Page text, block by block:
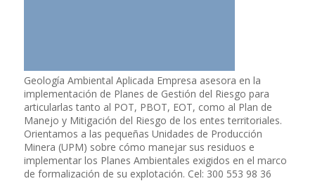
Geología Ambiental Aplicada Empresa asesora en la
implementación de Planes de Gestión del Riesgo para
articularlas tanto al POT, PBOT, EOT, como al Plan de
Manejo y Mitigación del Riesgo de los entes territoriales.
Orientamos a las pequeñas Unidades de Producción
Minera (UPM) sobre cómo manejar sus residuos e
implementar los Planes Ambientales exigidos en el marco
de formalización de su explotación. Cel: 300 553 98 36